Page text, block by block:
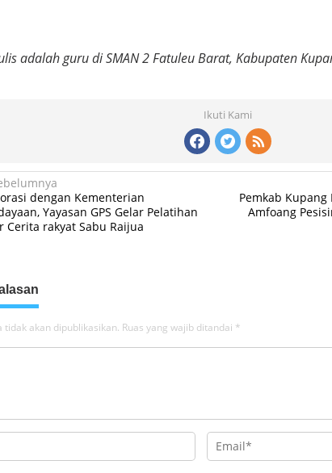
adalah guru di SMAN 2 Fatuleu Barat, Kabupaten
Ikuti Kami
dengan Kementerian
Yayasan GPS Gelar Pelatihan
Cerita rakyat Sabu Raijua
Pemkab
Amfoang
akan dipublikasikan. Ruas yang wajib ditandai *